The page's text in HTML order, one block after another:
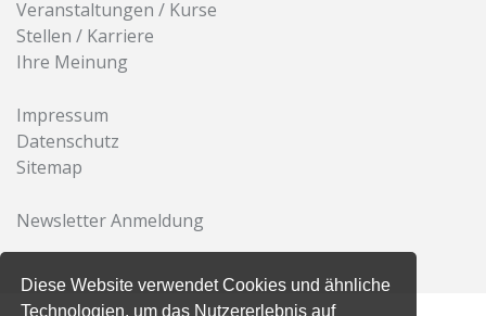
Diese Website verwendet Cookies und ähnliche
Technologien, um das Nutzererlebnis auf
Veranstaltungen / Kurse
Stellen / Karriere
Ihre Meinung
Impressum
Datenschutz
Sitemap
Newsletter Anmeldung